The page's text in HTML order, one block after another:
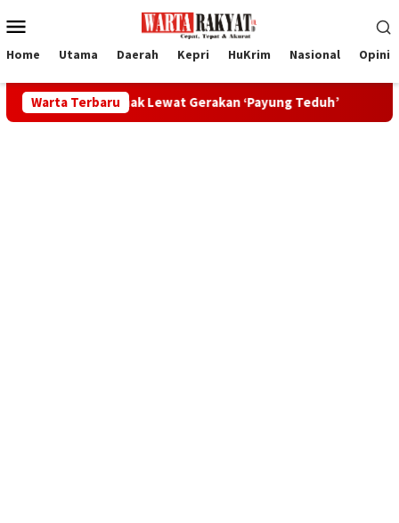
ke
Mobile
Home Utama Daerah Kepri HuKrim Nasional Opini
Warta Terbaru
Lewat Gerakan ‘Payung Teduh’ Bupati Karimun